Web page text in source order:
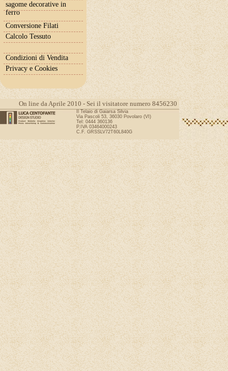
sagome decorative in
ferro
Conversione Filati
Calcolo Tessuto
Condizioni di Vendita
Privacy e Cookies
On line da Aprile 2010 - Sei il visitatore numero 8456230
Il Telaio di Gaiarsa Silvia
Via Pascoli 53, 36030 Povolaro (VI)
Tel: 0444 360136
P.IVA 03464000243
C.F. GRSSLV72T60L840G